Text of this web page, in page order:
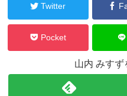
Twitter
Pocket
山内 みすず